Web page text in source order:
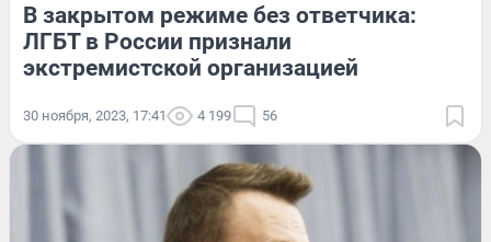
В закрытом режиме без ответчика:
ЛГБТ в России признали
экстремистской организацией
30 ноября, 2023, 17:41 4 199 56